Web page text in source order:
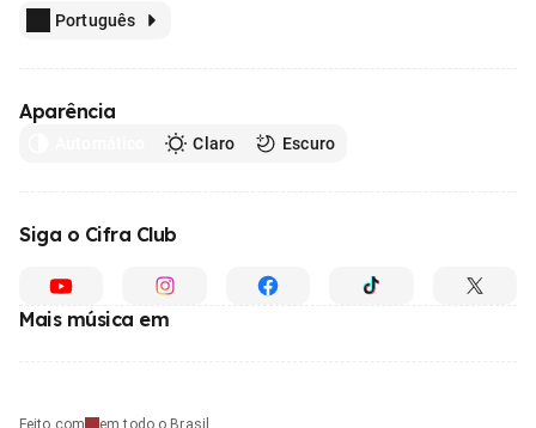
Português
Aparência
Claro Escuro
Siga o Cifra Club
Mais música em
Feito com em todo o Brasil